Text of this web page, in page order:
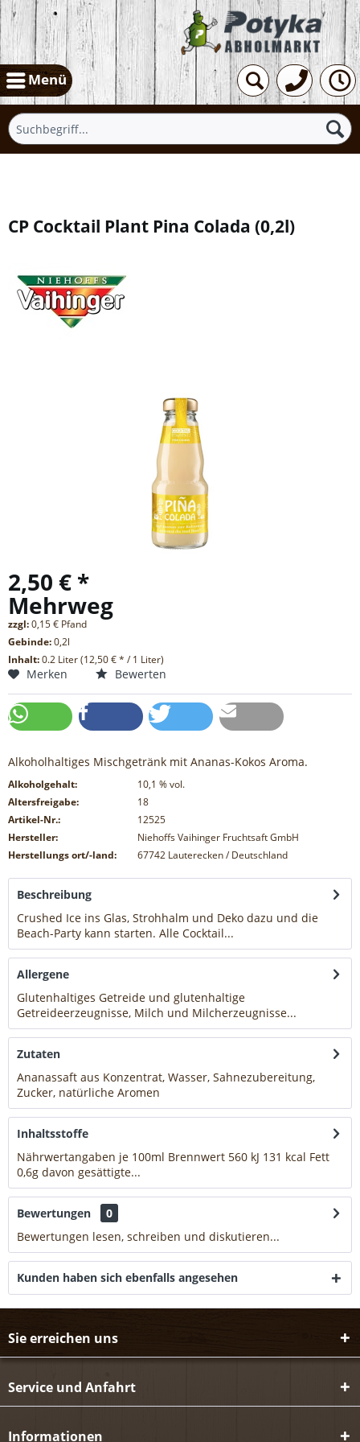
Menü
CP Cocktail Plant Pina Colada (0,2l)
2,50 € *
Mehrweg
zzgl:0,15 € Pfand
Gebinde:0,2l
Inhalt:0.2 Liter (12,50 € * / 1 Liter)
Merken Bewerten
Alkoholhaltiges Mischgetränk mit Ananas-Kokos Aroma.
Alkoholgehalt: 10,1 % vol.
Altersfreigabe:
18
Artikel-Nr.:
12525
Hersteller:
Niehoffs Vaihinger Fruchtsaft GmbH
Herstellungs ort/-land:
67742 Lauterecken / Deutschland
Beschreibung
Crushed Ice ins Glas, Strohhalm und Deko dazu und die
Beach-Party kann starten. Alle Cocktail...
Allergene
Glutenhaltiges Getreide und glutenhaltige
Getreideerzeugnisse, Milch und Milcherzeugnisse...
Zutaten
Ananassaft aus Konzentrat, Wasser, Sahnezubereitung,
Zucker, natürliche Aromen
Inhaltsstoffe
Nährwertangaben je 100ml Brennwert 560 kJ 131 kcal Fett
0,6g davon gesättigte...
Bewertungen
0
Bewertungen lesen, schreiben und diskutieren...
Kunden haben sich ebenfalls angesehen
Sie erreichen uns
Service und Anfahrt
Informationen